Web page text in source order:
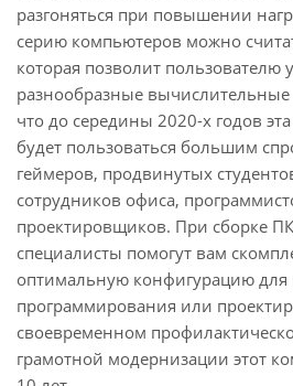
разгоняться при повышении
серию компьютеров можно
которая позволит пользователю
разнообразные
что до середины 2020-х годов
будет пользоваться большим
геймеров, продвинутых
сотрудников офиса,
проектировщиков. При сборке
специалисты помогут вам
оптимальную конфигурацию
программирования или
своевременном
грамотной модернизации этот